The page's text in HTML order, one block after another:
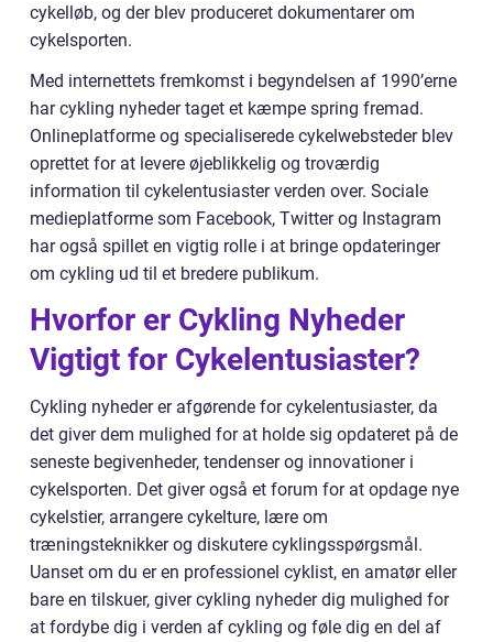
cykelløb, og der blev produceret dokumentarer om
cykelsporten.
Med internettets fremkomst i begyndelsen af 1990’erne
har cykling nyheder taget et kæmpe spring fremad.
Onlineplatforme og specialiserede cykelwebsteder blev
oprettet for at levere øjeblikkelig og troværdig
information til cykelentusiaster verden over. Sociale
medieplatforme som Facebook, Twitter og Instagram
har også spillet en vigtig rolle i at bringe opdateringer
om cykling ud til et bredere publikum.
Hvorfor er Cykling Nyheder
Vigtigt for Cykelentusiaster?
Cykling nyheder er afgørende for cykelentusiaster, da
det giver dem mulighed for at holde sig opdateret på de
seneste begivenheder, tendenser og innovationer i
cykelsporten. Det giver også et forum for at opdage nye
cykelstier, arrangere cykelture, lære om
træningsteknikker og diskutere cyklingsspørgsmål.
Uanset om du er en professionel cyklist, en amatør eller
bare en tilskuer, giver cykling nyheder dig mulighed for
at fordybe dig i verden af cykling og føle dig en del af